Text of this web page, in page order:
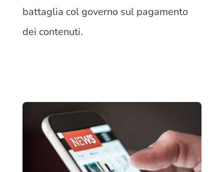
battaglia col governo sul pagamento
dei contenuti.